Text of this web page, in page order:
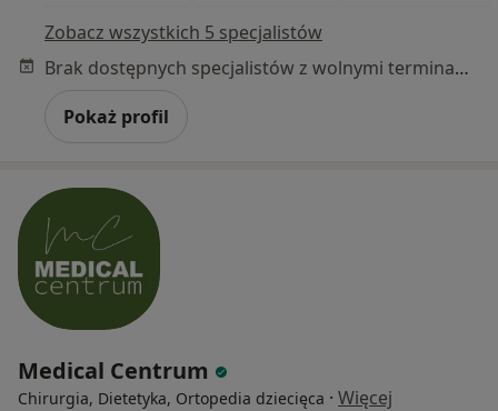
Zobacz wszystkich 5 specjalistów
Brak dostępnych specjalistów z wolnymi terminami w tym centrum medycznym.
Pokaż profil
Medical Centrum
Chirurgia, Dietetyka, Ortopedia dziecięca · Więcej